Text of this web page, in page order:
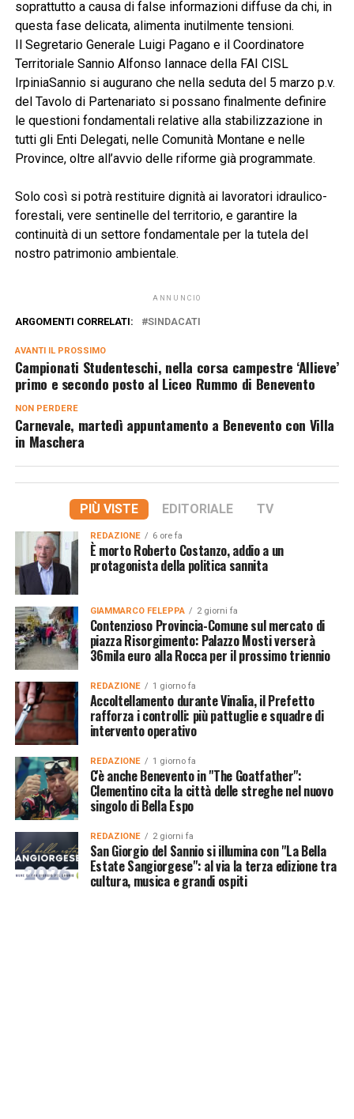
soprattutto a causa di false informazioni diffuse da chi, in
questa fase delicata, alimenta inutilmente tensioni.
Il Segretario Generale Luigi Pagano e il Coordinatore
Territoriale Sannio Alfonso Iannace della FAI CISL
IrpiniaSannio si augurano che nella seduta del 5 marzo p.v.
del Tavolo di Partenariato si possano finalmente definire
le questioni fondamentali relative alla stabilizzazione in
tutti gli Enti Delegati, nelle Comunità Montane e nelle
Province, oltre all’avvio delle riforme già programmate.
Solo così si potrà restituire dignità ai lavoratori idraulico-
forestali, vere sentinelle del territorio, e garantire la
continuità di un settore fondamentale per la tutela del
nostro patrimonio ambientale.
ANNUNCIO
ARGOMENTI CORRELATI: SINDACATI
AVANTI IL ​​PROSSIMO
Campionati Studenteschi, nella corsa campestre ‘Allieve’
primo e secondo posto al Liceo Rummo di Benevento
NON PERDERE
Carnevale, martedì appuntamento a Benevento con Villa
in Maschera
PIÙ VISTE EDITORIALE TV
REDAZIONE 6 ore fa
È morto Roberto Costanzo, addio a un
protagonista della politica sannita
GIAMMARCO FELEPPA 2 giorni fa
Contenzioso Provincia-Comune sul mercato di
piazza Risorgimento: Palazzo Mosti verserà
36mila euro alla Rocca per il prossimo triennio
REDAZIONE 1 giorno fa
Accoltellamento durante Vinalia, il Prefetto
rafforza i controlli: più pattuglie e squadre di
intervento operativo
REDAZIONE 1 giorno fa
C'è anche Benevento in "The Goatfather":
Clementino cita la città delle streghe nel nuovo
singolo di Bella Espo
REDAZIONE 2 giorni fa
San Giorgio del Sannio si illumina con "La Bella
Estate Sangiorgese": al via la terza edizione tra
cultura, musica e grandi ospiti